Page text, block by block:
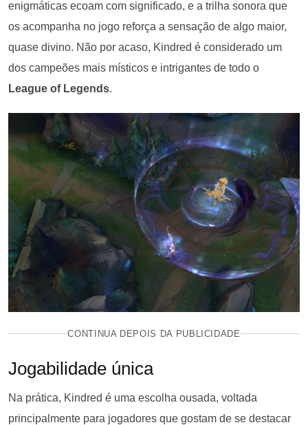
enigmáticas ecoam com significado, e a trilha sonora que
os acompanha no jogo reforça a sensação de algo maior,
quase divino. Não por acaso, Kindred é considerado um
dos campeões mais místicos e intrigantes de todo o
League of Legends.
CONTINUA DEPOIS DA PUBLICIDADE
Jogabilidade única
Na prática, Kindred é uma escolha ousada, voltada
principalmente para jogadores que gostam de se destacar